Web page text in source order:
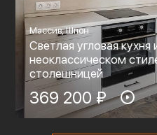
Массив, Шпон
Светлая угловая кухня
неоклассическом
столешницей
369 200 ₽